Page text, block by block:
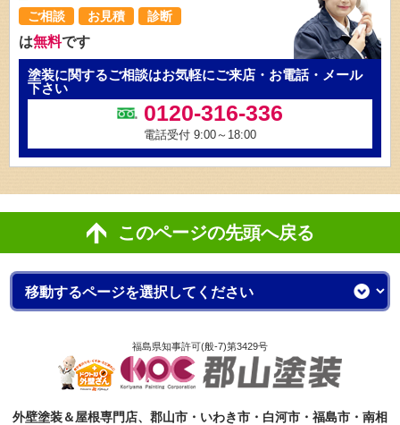
ご相談 お見積 診断
は無料です
塗装に関するご相談はお気軽にご来店・お電話・メール
下さい
0120-316-336
電話受付 9:00～18:00
このページの先頭へ戻る
福島県知事許可(般-7)第3429号
外壁塗装＆屋根専門店、郡山市・いわき市・白河市・福島市・南相